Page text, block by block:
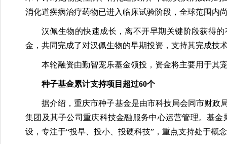
消化道疾病治疗药物已进入临床试验阶段，全球范围内
汉佩生物的快速成长，离不开早期关键阶段获得
金，共同完成了对汉佩生物的早期投资，支持其完成技
本轮融资由勤智宠乐基金领投，资金将主要用于其
种子基金累计支持项目超过60个
据介绍，重庆市种子基金是由市科技局会同市财政
集团及其子公司重庆科技金融服务中心运营管理。基金
设，专注于“投早、投小、投硬科技”，重点支持处于概